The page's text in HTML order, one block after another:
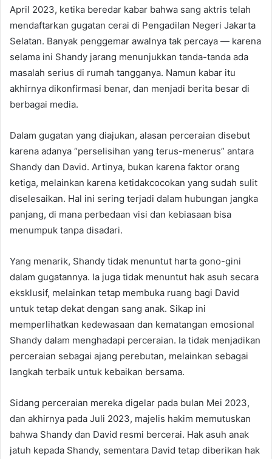
April 2023, ketika beredar kabar bahwa sang aktris telah
mendaftarkan gugatan cerai di Pengadilan Negeri Jakarta
Selatan. Banyak penggemar awalnya tak percaya — karena
selama ini Shandy jarang menunjukkan tanda-tanda ada
masalah serius di rumah tangganya. Namun kabar itu
akhirnya dikonfirmasi benar, dan menjadi berita besar di
berbagai media.
Dalam gugatan yang diajukan, alasan perceraian disebut
karena adanya “perselisihan yang terus-menerus” antara
Shandy dan David. Artinya, bukan karena faktor orang
ketiga, melainkan karena ketidakcocokan yang sudah sulit
diselesaikan. Hal ini sering terjadi dalam hubungan jangka
panjang, di mana perbedaan visi dan kebiasaan bisa
menumpuk tanpa disadari.
Yang menarik, Shandy tidak menuntut harta gono-gini
dalam gugatannya. Ia juga tidak menuntut hak asuh secara
eksklusif, melainkan tetap membuka ruang bagi David
untuk tetap dekat dengan sang anak. Sikap ini
memperlihatkan kedewasaan dan kematangan emosional
Shandy dalam menghadapi perceraian. Ia tidak menjadikan
perceraian sebagai ajang perebutan, melainkan sebagai
langkah terbaik untuk kebaikan bersama.
Sidang perceraian mereka digelar pada bulan Mei 2023,
dan akhirnya pada Juli 2023, majelis hakim memutuskan
bahwa Shandy dan David resmi bercerai. Hak asuh anak
jatuh kepada Shandy, sementara David tetap diberikan hak